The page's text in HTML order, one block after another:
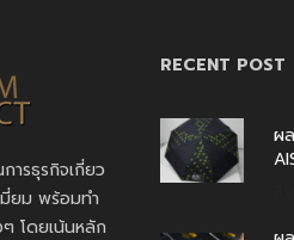
ารธุรกิจเกี่ยว
ยม พร้อมทำ
โดยเน้นหลัก
RECENT POST
ผ